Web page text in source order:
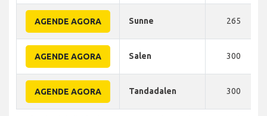
AGENDE AGORA Sunne 265
AGENDE AGORA Salen 300
AGENDE AGORA Tandadalen 300